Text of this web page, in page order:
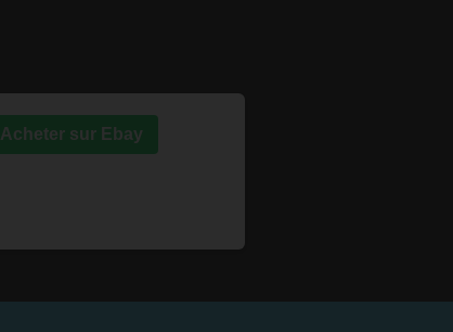
Acheter sur Ebay